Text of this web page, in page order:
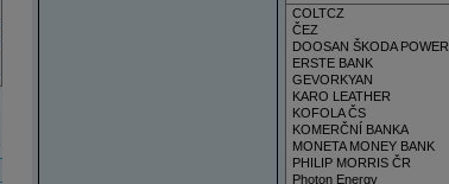
COLTCZ
ČEZ
DOOSAN ŠKODA POWER
ERSTE BANK
GEVORKYAN
KARO LEATHER
KOFOLA ČS
KOMERČNÍ BANKA
MONETA MONEY BANK
PHILIP MORRIS ČR
Photon Energy